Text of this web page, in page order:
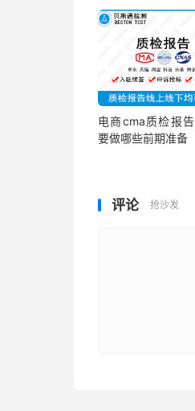
电商cma质检报
要做哪些前期准备
评论 抢沙发